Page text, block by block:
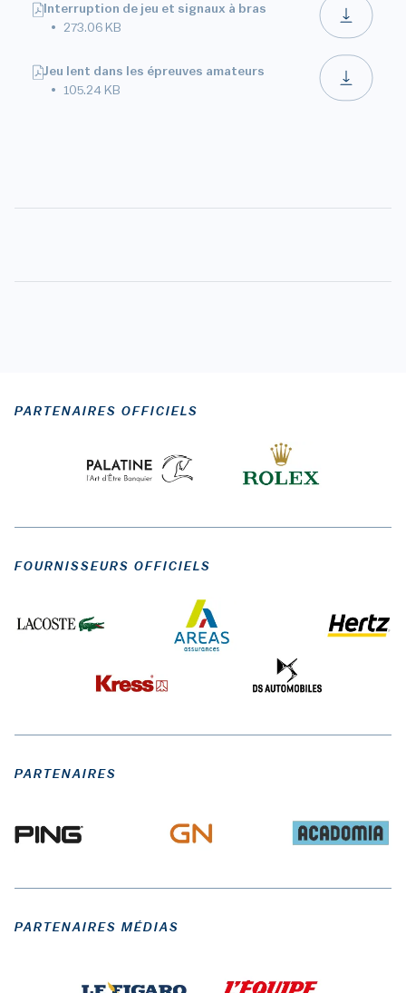
Interruption de jeu et signaux à bras
273.06 KB
Jeu lent dans les épreuves amateurs
105.24 KB
PARTENAIRES OFFICIELS
FOURNISSEURS OFFICIELS
PARTENAIRES
PARTENAIRES MÉDIAS